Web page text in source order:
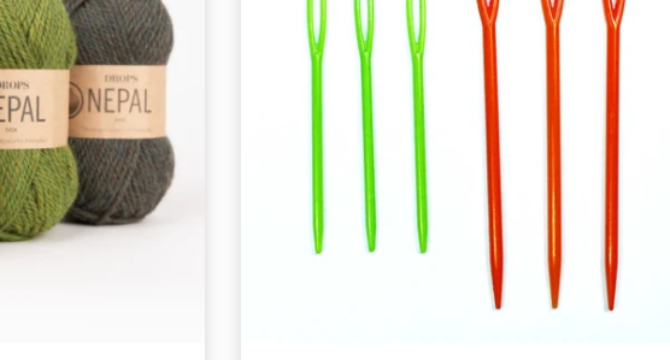
Spara upp till 50%!
Bli en del av vår garn-gemenskap och få
exklusiv tillgång till inspirerande
stickmönster och specialerbjudanden!
Prenumerera